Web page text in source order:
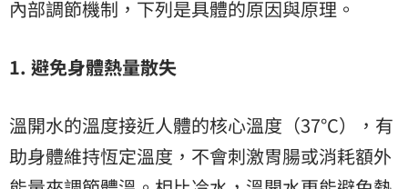
內部調節機制，下列是具體的原因與原理。
1. 避免身體熱量散失
溫開水的溫度接近人體的核心溫度（37°C），有
助身體維持恆定溫度，不會刺激胃腸或消耗額外